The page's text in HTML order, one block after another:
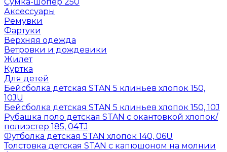
Аксессуары
Ремувки
Фартуки
Верхняя одежда
Ветровки и дождевики
Жилет
Куртка
Для детей
Бейсболка детская STAN 5 клиньев хлопок 150,
10JU
Бейсболка детская STAN 5 клиньев хлопок 150, 10J
Рубашка поло детская STAN с окантовкой хлопок/
полиэстер 185, 04TJ
Футболка детская STAN хлопок 140, 06U
Толстовка детская STAN с капюшоном на молнии